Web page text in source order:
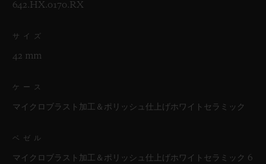
642.HX.0170.RX
サイズ
42 mm
ケース
マイクロブラスト加工＆ポリッシュ仕上げホワイトセラミック
ベゼル
マイクロブラスト加工＆ポリッシュ仕上げホワイトセラミック 6